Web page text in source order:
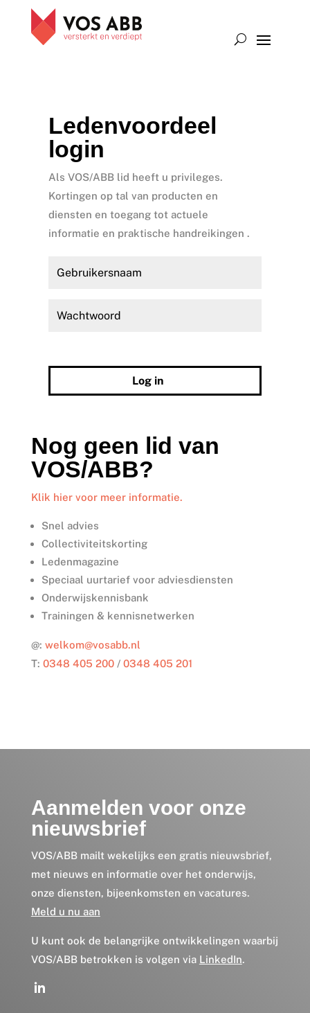
Ledenvoordeel
login
Als VOS/ABB lid heeft u privileges.
Kortingen op tal van producten en
diensten en toegang tot actuele
informatie en praktische handreikingen .
Log in
Nog geen lid van
VOS/ABB?
Klik hier voor meer informatie.
Snel advies
Collectiviteitskorting
Ledenmagazine
Speciaal uurtarief voor adviesdiensten
Onderwijskennisbank
Trainingen & kennisnetwerken
@: welkom@vosabb.nl
T: 0348 405 200/ 0348 405 201
Aanmelden voor onze
nieuwsbrief
VOS/ABB mailt wekelijks een gratis nieuwsbrief,
met nieuws en informatie over het onderwijs,
onze diensten, bijeenkomsten en vacatures.
Meld u nu aan
U kunt ook de belangrijke ontwikkelingen waarbij
VOS/ABB betrokken is volgen via LinkedIn.